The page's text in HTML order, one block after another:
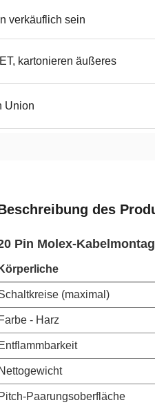
verkäuflich sein
kartonieren äußeres
Union
des
Pin Molex-
Körperliche
(maximal)
Farbe - Harz
Entflammbarkeit
Nettogewicht
Pitch-Paarungsoberfläche